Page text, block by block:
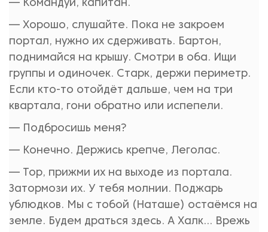
— Командуй, капитан.
— Хорошо, слушайте. Пока не закроем
портал, нужно их сдерживать. Бартон,
поднимайся на крышу. Смотри в оба. Ищи
группы и одиночек. Старк, держи периметр.
Если кто-то отойдёт дальше, чем на три
квартала, гони обратно или испепели.
— Подбросишь меня?
— Конечно. Держись крепче, Леголас.
— Тор, прижми их на выходе из портала.
Затормози их. У тебя молнии. Поджарь
ублюдков. Мы с тобой (Наташе) остаёмся на
земле. Будем драться здесь. А Халк... Врежь